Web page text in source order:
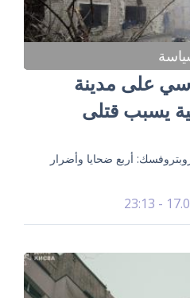
على مدينة
يسبب قتلى
أربع ضحايا وأضرار